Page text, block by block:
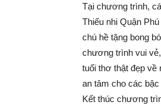
Tại chương trình,
Thiếu nhi Quận
chú hề tặng bong
chương trình vui
tuổi thơ thật đẹp về
an tâm cho các
Kết thúc chương